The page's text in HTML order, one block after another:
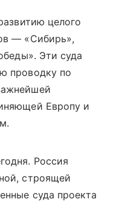
целого
— «Сибирь»,
. Эти суда
проводку по
Европу и
Россия
строящей
суда проекта